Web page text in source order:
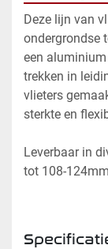
Deze lijn van
ondergrondse
een
trekken in
vlieters
sterkte en
Leverbaar in
tot 108-